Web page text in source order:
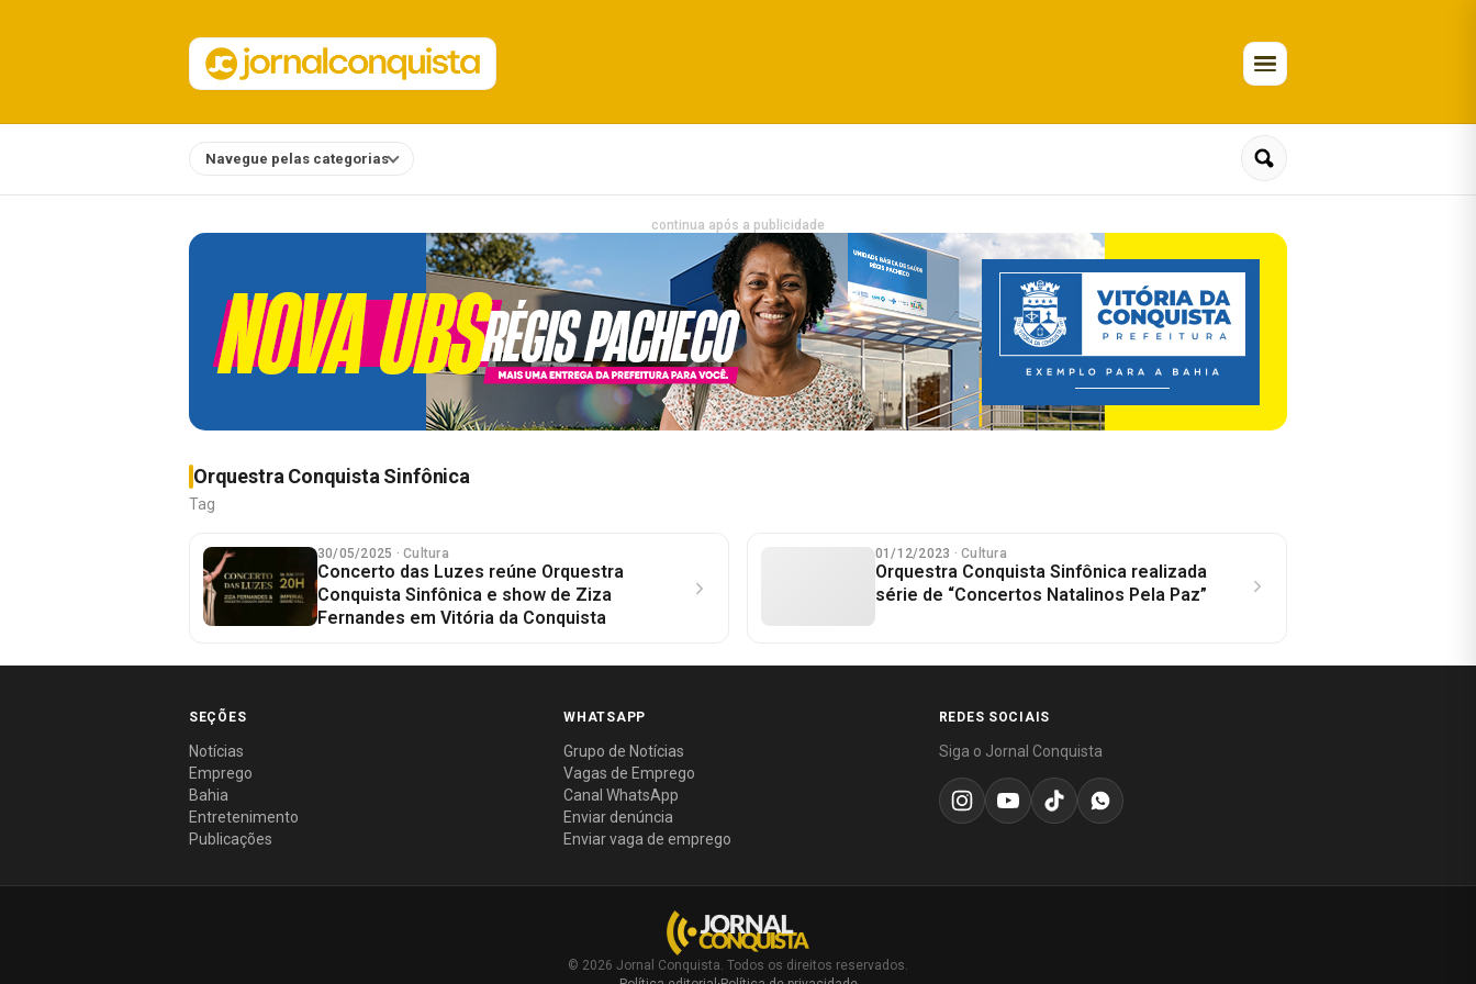
Navegue pelas categorias
continua após a publicidade
Orquestra Conquista Sinfônica
Tag
30/05/2025 · Cultura
Concerto das Luzes reúne Orquestra
Conquista Sinfônica e show de Ziza
Fernandes em Vitória da Conquista
01/12/2023 · Cultura
Orquestra Conquista Sinfônica realizada
série de “Concertos Natalinos Pela Paz”
SEÇÕES
Notícias
Emprego
Bahia
Entretenimento
Publicações
WHATSAPP
Grupo de Notícias
Vagas de Emprego
Canal WhatsApp
Enviar denúncia
Enviar vaga de emprego
REDES SOCIAIS
Siga o Jornal Conquista
© 2026 Jornal Conquista. Todos os direitos reservados.